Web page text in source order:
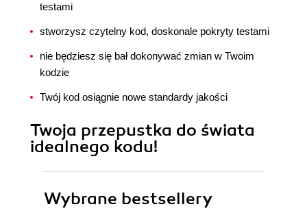
testami
stworzysz czytelny kod, doskonale pokryty testami
nie będziesz się bał dokonywać zmian w Twoim
kodzie
Twój kod osiągnie nowe standardy jakości
Twoja przepustka do świata
idealnego kodu!
Wybrane bestsellery